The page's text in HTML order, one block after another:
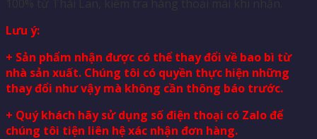
Lưu ý:
+ Sản phẩm nhận được có thể thay đổi về bao bì từ
nhà sản xuất. Chúng tôi có quyền thực hiện những
thay đổi như vậy mà không cần thông báo trước.
+ Quý khách hãy sử dụng số điện thoại có Zalo để
chúng tôi tiện liên hệ xác nhận đơn hàng.